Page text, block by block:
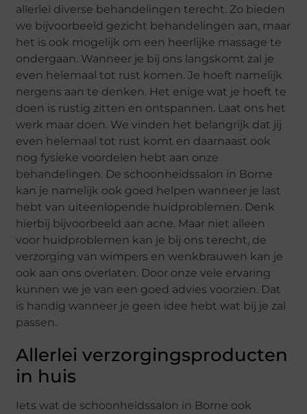
allerlei diverse behandelingen terecht. Zo bieden
we bijvoorbeeld gezicht behandelingen aan, maar
het is ook mogelijk om een heerlijke massage te
ondergaan. Wanneer je bij ons langskomt zal je
even helemaal tot rust komen. Je hoeft namelijk
nergens aan te denken. Het enige wat je hoeft te
doen is rustig zitten en ontspannen. Laat ons het
werk maar doen. We vinden het belangrijk dat jij
even helemaal tot rust komt en daarnaast ook
nog fysieke voordelen hebt aan onze
behandelingen. De schoonheidssalon in Borne
kan je namelijk ook goed helpen wanneer je last
hebt van uiteenlopende huidproblemen. Denk
hierbij bijvoorbeeld aan acne. Maar niet alleen
voor huidproblemen kan je bij ons terecht, de
verzorging van wimpers en wenkbrauwen kan je
ook aan ons overlaten. Door onze vele ervaring
kunnen we je van een goed advies voorzien. Dat
is handig wanneer je geen idee hebt wat bij je zal
passen.
Allerlei verzorgingsproducten
in huis
Iets wat de schoonheidssalon in Borne ook